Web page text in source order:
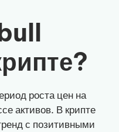
роста цен на
активов. В крипте
с позитивными